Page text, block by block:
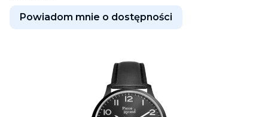
Powiadom mnie o dostępności